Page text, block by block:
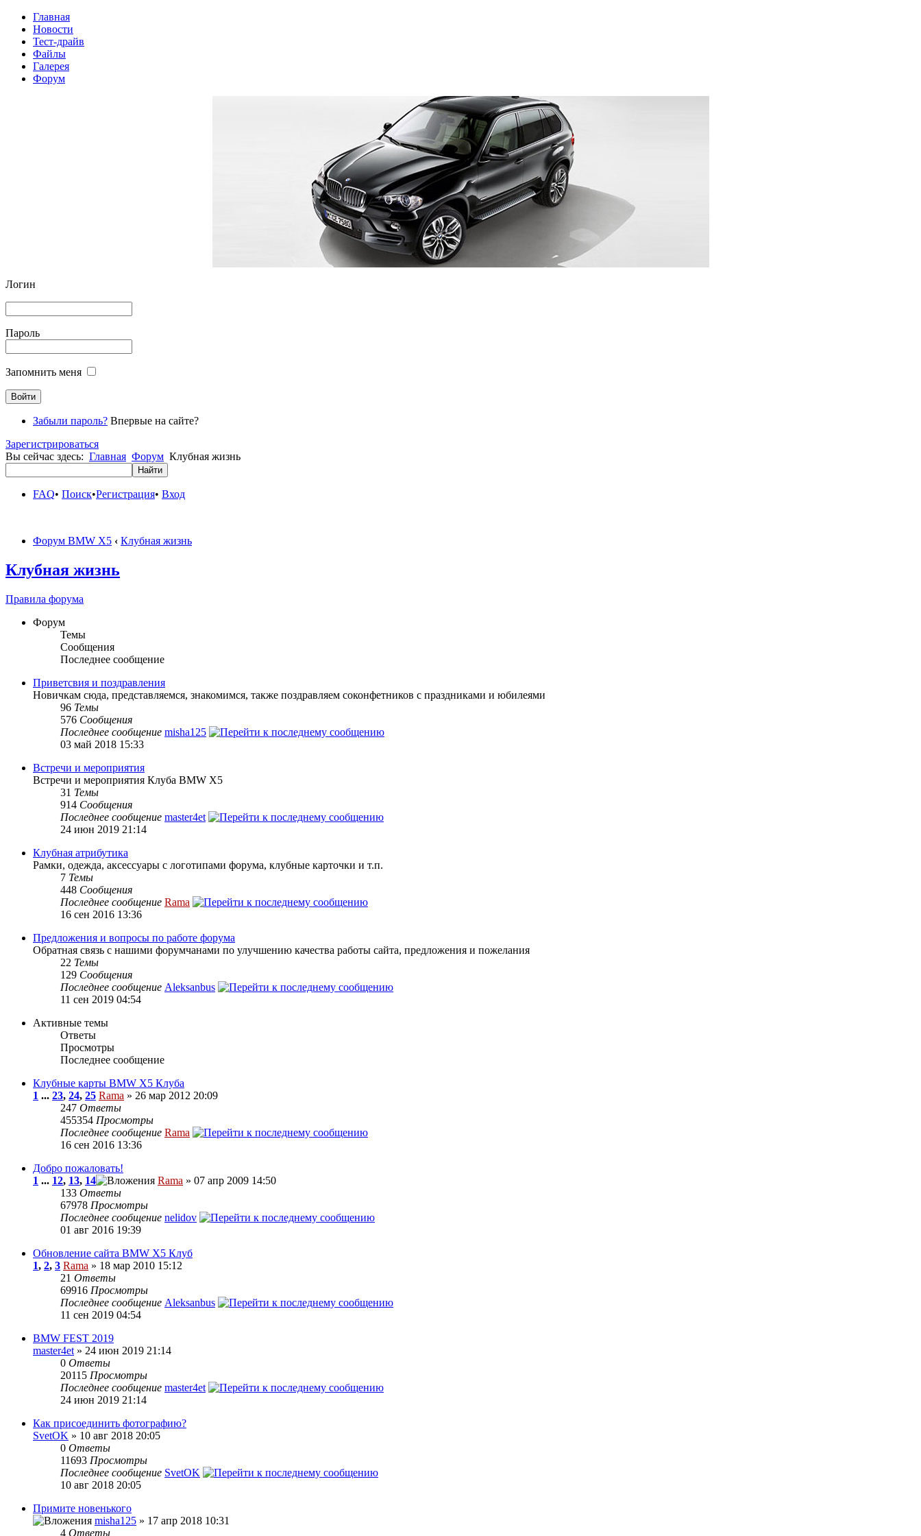
Главная
Новости
Тест-драйв
Файлы
Галерея
Форум
Логин
Пароль
Запомнить меня
Забыли пароль? Впервые на сайте?
Зарегистрироваться
Вы сейчас здесь: Главная Форум Клубная жизнь
FAQ• Поиск•Регистрация• Вход
Форум BMW X5 ‹ Клубная жизнь
Клубная жизнь
Правила форума
Форум
Темы
Сообщения
Последнее сообщение
Приветсвия и поздравления
Новичкам сюда, представляемся, знакомимся, также поздравляем соконфетников с праздниками и юбилеями
96 Темы
576 Сообщения
Последнее сообщение misha125
03 май 2018 15:33
Встречи и мероприятия
Встречи и мероприятия Клуба BMW X5
31 Темы
914 Сообщения
Последнее сообщение master4et
24 июн 2019 21:14
Клубная атрибутика
Рамки, одежда, аксессуары с логотипами форума, клубные карточки и т.п.
7 Темы
448 Сообщения
Последнее сообщение Rama
16 сен 2016 13:36
Предложения и вопросы по работе форума
Обратная связь с нашими форумчанами по улучшению качества работы сайта, предложения и пожелания
22 Темы
129 Сообщения
Последнее сообщение Aleksanbus
11 сен 2019 04:54
Активные темы
Ответы
Просмотры
Последнее сообщение
Клубные карты BMW X5 Клуба
1 ... 23, 24, 25 Rama » 26 мар 2012 20:09
247 Ответы
455354 Просмотры
Последнее сообщение Rama
16 сен 2016 13:36
Добро пожаловать!
1 ... 12, 13, 14 Rama » 07 апр 2009 14:50
133 Ответы
67978 Просмотры
Последнее сообщение nelidov
01 авг 2016 19:39
Обновление сайта BMW X5 Клуб
1, 2, 3 Rama » 18 мар 2010 15:12
21 Ответы
69916 Просмотры
Последнее сообщение Aleksanbus
11 сен 2019 04:54
BMW FEST 2019
master4et » 24 июн 2019 21:14
0 Ответы
20115 Просмотры
Последнее сообщение master4et
24 июн 2019 21:14
Как присоединить фотографию?
SvetOK » 10 авг 2018 20:05
0 Ответы
11693 Просмотры
Последнее сообщение SvetOK
10 авг 2018 20:05
Примите новенького
misha125 » 17 апр 2018 10:31
4 Ответы